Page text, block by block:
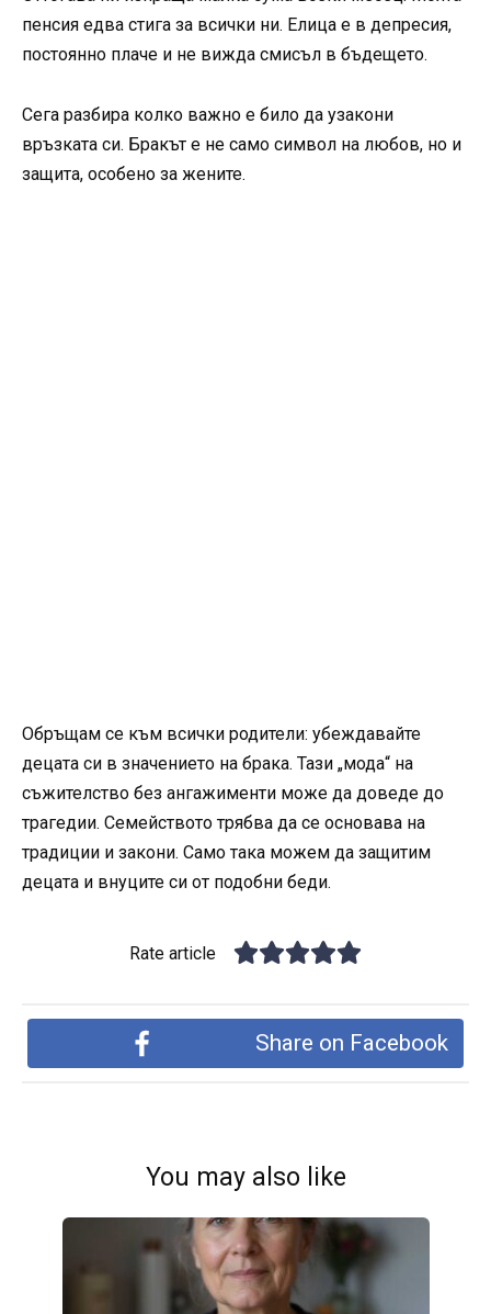
пенсия едва стига за всички ни. Елица е в депресия,
постоянно плаче и не вижда смисъл в бъдещето.
Сега разбира колко важно е било да узакони
връзката си. Бракът е не само символ на любов, но и
защита, особено за жените.
Обръщам се към всички родители: убеждавайте
децата си в значението на брака. Тази „мода“ на
съжителство без ангажименти може да доведе до
трагедии. Семейството трябва да се основава на
традиции и закони. Само така можем да защитим
децата и внуците си от подобни беди.
Rate article
Share on Facebook
You may also like